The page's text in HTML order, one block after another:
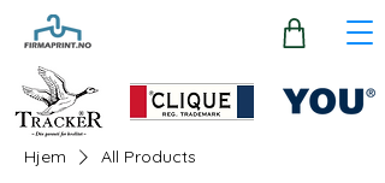
Hjem All Products